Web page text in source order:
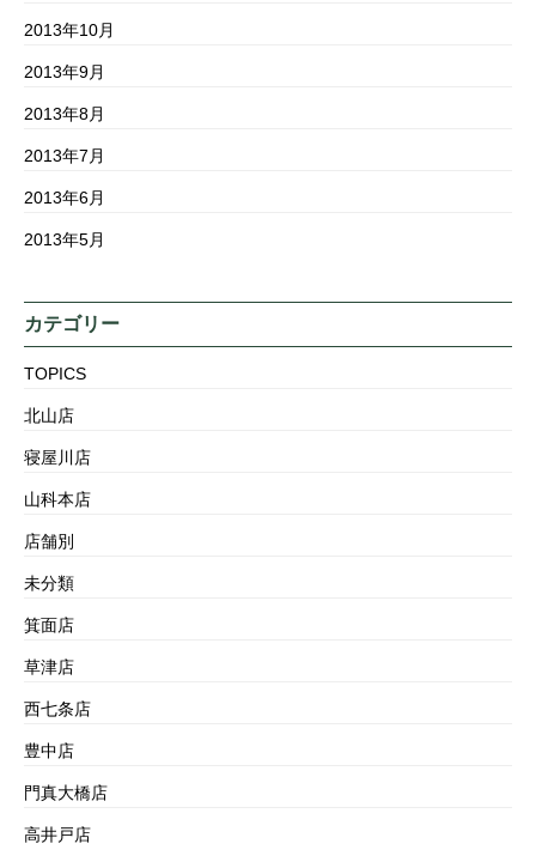
2013年10月
2013年9月
2013年8月
2013年7月
2013年6月
2013年5月
カテゴリー
TOPICS
北山店
寝屋川店
山科本店
店舗別
未分類
箕面店
草津店
西七条店
豊中店
門真大橋店
高井戸店